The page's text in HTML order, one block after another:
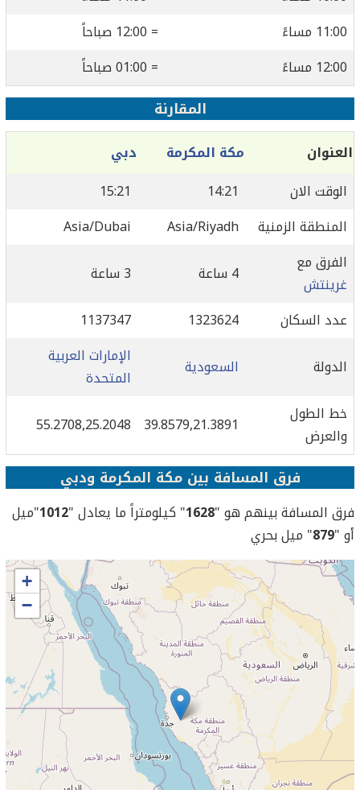
11:00 مساءً
= 12:00 صباحاً
12:00 مساءً
= 01:00 صباحاً
المقارنة
العنوان مكة المكرمة
دبي
الوقت الان
14:21
15:21
المنطقة الزمنية
Asia/Riyadh
Asia/Dubai
الفرق مع
غرينتش
4 ساعة
3 ساعة
عدد السكان
1323624
1137347
الدولة
السعودية
الإمارات العربية
المتحدة
خط الطول
والعرض
39.8579,21.3891
55.2708,25.2048
فرق المسافة بين مكة المكرمة ودبي
فرق المسافة بينهم هو "1628" كيلومتراً ما يعادل "1012"ميل
أو "879" ميل بحري
+
−